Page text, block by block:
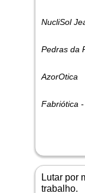
NucliSol
Pedras da
AzorOtica
Fabriótica
Lutar por
trabalho.